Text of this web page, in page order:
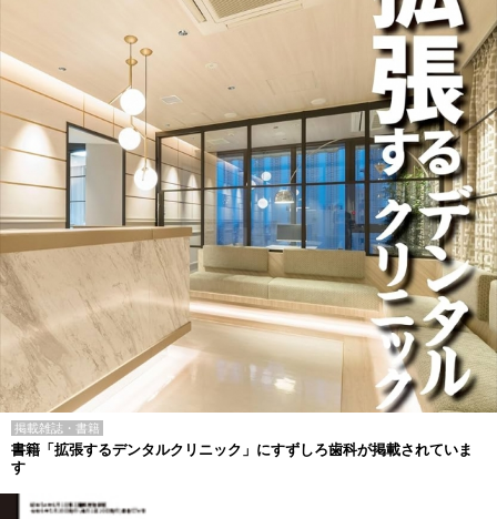
掲載雑誌・書籍
書籍「拡張するデンタルクリニック」にすずしろ歯科が掲載されていま
す